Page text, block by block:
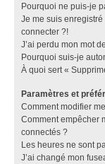
Pourquoi ne puis-je
Je me suis
connecter ?!
J’ai perdu mon mot
Pourquoi suis-je
À quoi sert «
Paramètres et
Comment modifier
Comment empêcher
connectés ?
Les heures ne sont
J’ai changé mon